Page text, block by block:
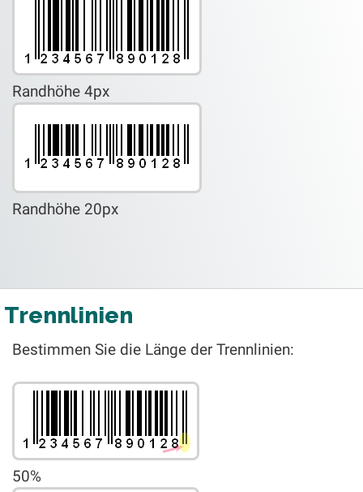
Randhöhe 4px
Randhöhe 20px
Trennlinien
Bestimmen Sie die Länge der Trennlinien:
50%